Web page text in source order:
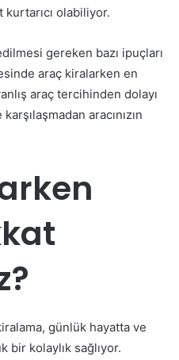
kurtarıcı olabiliyor.
gereken bazı ipuçları
araç kiralarken en
araç tercihinden dolayı
aracınızın
günlük hayatta ve
bir kolaylık sağlıyor.